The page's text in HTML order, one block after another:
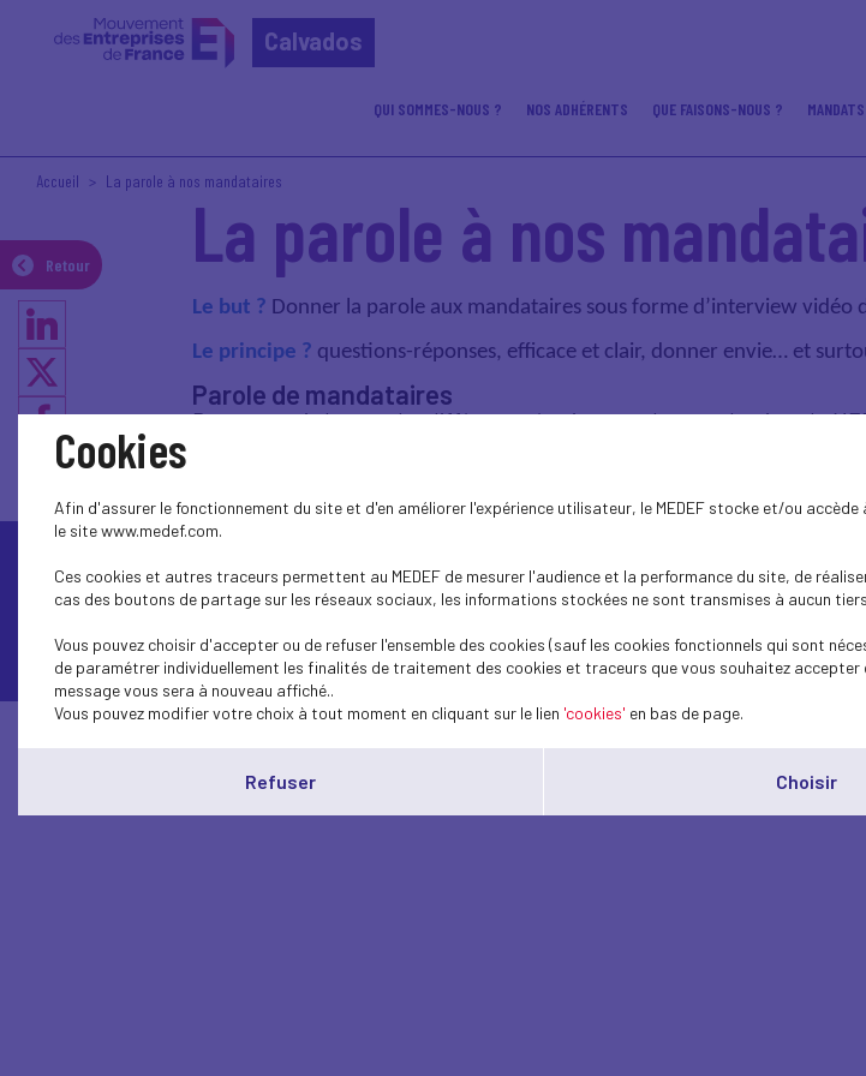
Calvados
QUI SOMMES-NOUS ? NOS ADHÉRENTS QUE FAISONS-NOUS ? MANDATS
Retour
Accueil La parole à nos mandataires
La parole à nos
Le but ? Donner la parole aux mandataires sous forme d’interview vidéo
Le principe ? questions-réponses, efficace et clair, donner envie… et
Parole de mandataires
Retrouvez ci-dessous les différents témoignages des mandataires du
Contactez-nous
Cookies
Afin d'assurer le fonctionnement du site et d'en améliorer l'expérience utilisateur, le MEDEF stocke et/ou
le site www.medef.com.
Ces cookies et autres traceurs permettent au MEDEF de mesurer l'audience et la performance du site, de
cas des boutons de partage sur les réseaux sociaux, les informations stockées ne sont transmises à aucun
Vous pouvez choisir d'accepter ou de refuser l'ensemble des cookies (sauf les cookies fonctionnels qui sont
de paramétrer individuellement les finalités de traitement des cookies et traceurs que vous souhaitez accepter
message vous sera à nouveau affiché..
Vous pouvez modifier votre choix à tout moment en cliquant sur le lien 'cookies' en bas de page.
Refuser Choisir